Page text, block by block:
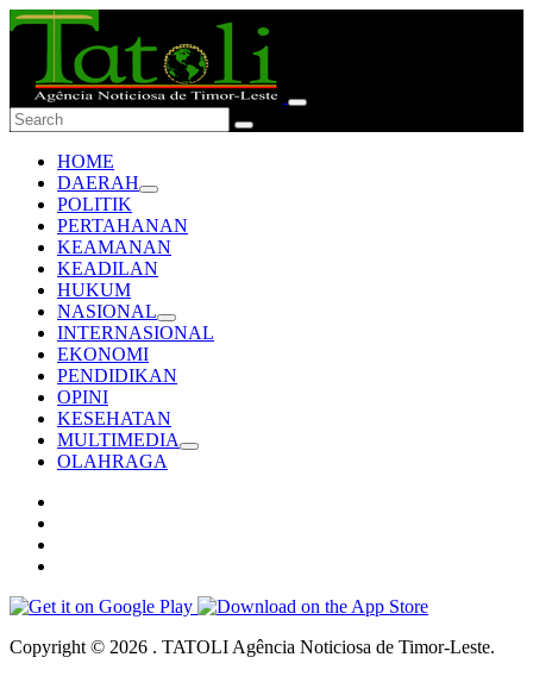
HOME
DAERAH
POLITIK
PERTAHANAN
KEAMANAN
KEADILAN
HUKUM
NASIONAL
INTERNASIONAL
EKONOMI
PENDIDIKAN
OPINI
KESEHATAN
MULTIMEDIA
OLAHRAGA
Copyright © 2026 . TATOLI Agência Noticiosa de Timor-Leste.